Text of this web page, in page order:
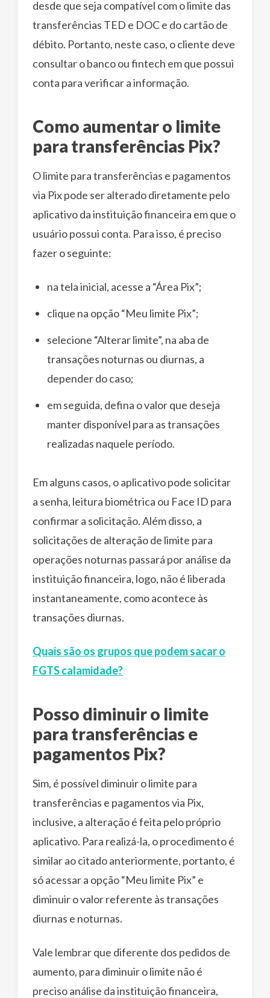
desde que seja compatível com o limite das
transferências TED e DOC e do cartão de
débito. Portanto, neste caso, o cliente deve
consultar o banco ou fintech em que possui
conta para verificar a informação.
Como aumentar o limite
para transferências Pix?
O limite para transferências e pagamentos
via Pix pode ser alterado diretamente pelo
aplicativo da instituição financeira em que o
usuário possui conta. Para isso, é preciso
fazer o seguinte:
na tela inicial, acesse a “Área Pix”;
clique na opção “Meu limite Pix”;
selecione “Alterar limite”, na aba de
transações noturnas ou diurnas, a
depender do caso;
em seguida, defina o valor que deseja
manter disponível para as transações
realizadas naquele período.
Em alguns casos, o aplicativo pode solicitar
a senha, leitura biométrica ou Face ID para
confirmar a solicitação. Além disso, a
solicitações de alteração de limite para
operações noturnas passará por análise da
instituição financeira, logo, não é liberada
instantaneamente, como acontece às
transações diurnas.
Quais são os grupos que podem sacar o
FGTS calamidade?
Posso diminuir o limite
para transferências e
pagamentos Pix?
Sim, é possível diminuir o limite para
transferências e pagamentos via Pix,
inclusive, a alteração é feita pelo próprio
aplicativo. Para realizá-la, o procedimento é
similar ao citado anteriormente, portanto, é
só acessar a opção “Meu limite Pix” e
diminuir o valor referente às transações
diurnas e noturnas.
Vale lembrar que diferente dos pedidos de
aumento, para diminuir o limite não é
preciso análise da instituição financeira,